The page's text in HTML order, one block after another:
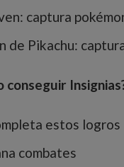
captura
de Pikachu:
conseguir
estos logros
combates